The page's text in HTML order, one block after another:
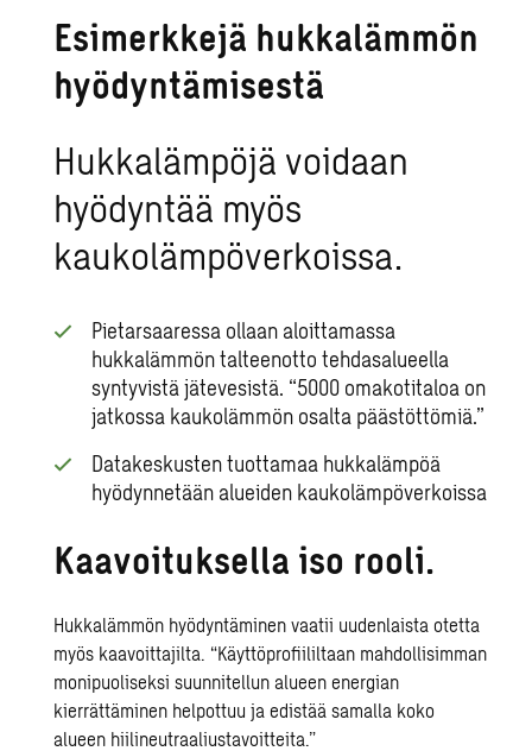
Esimerkkejä hukkalämmön
hyödyntämisestä
Hukkalämpöjä voidaan
hyödyntää myös
kaukolämpöverkoissa.
Pietarsaaressa ollaan aloittamassa
hukkalämmön talteenotto tehdasalueella
syntyvistä jätevesistä. “5000 omakotitaloa on
jatkossa kaukolämmön osalta päästöttömiä.”
Datakeskusten tuottamaa hukkalämpöä
hyödynnetään alueiden kaukolämpöverkoissa
Kaavoituksella iso rooli.
Hukkalämmön hyödyntäminen vaatii uudenlaista otetta
myös kaavoittajilta. “Käyttöprofiililtaan mahdollisimman
monipuoliseksi suunnitellun alueen energian
kierrättäminen helpottuu ja edistää samalla koko
alueen hiilineutraaliustavoitteita.”